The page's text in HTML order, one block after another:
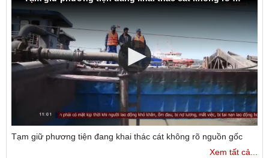
Tạm giữ phương tiện đang khai thác cát không rõ nguồn gốc
Xem tất cả...